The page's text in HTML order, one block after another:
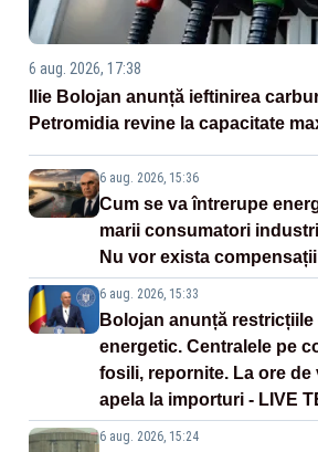
6 aug. 2026, 17:38
Ilie Bolojan anunță ieftinirea
Petromidia revine la capacitate
6 aug. 2026, 15:36
Cum se va întrerupe
marii consumatori
Nu vor exista compensații
6 aug. 2026, 15:33
Bolojan anunță
energetic. Centralele pe
fosili, repornite. La ore de
apela la importuri - LIVE
6 aug. 2026, 15:24